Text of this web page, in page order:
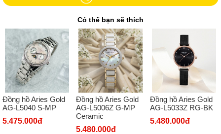
02437836542
Số 8 Trần Duy Hưng - Cầu Giấy - Hà Nội
02432232319
Số 413 Quang Trung - Hà Đông - Hà Nội
02432127660
Số 273 Nguyễn Văn Cừ - Long Biên - Hà Nội
02439392490
Sô 580 Ngã tư Trường Chinh - Hà Nội
Có thể bạn sẽ thích
Đồng hồ Aries Gold
AG-L5040 S-MP
5.475.000đ
Đồng hồ Aries Gold
AG-L5006Z G-MP
Ceramic
5.480.000đ
Đồng hồ Aries Gold
AG-L5033Z RG-BK
5.480.000đ